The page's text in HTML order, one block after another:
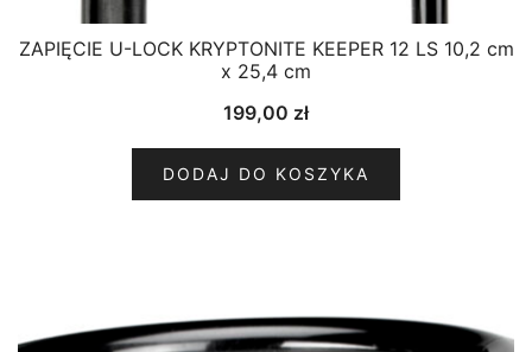
ZAPIĘCIE U-LOCK KRYPTONITE KEEPER 12 LS 10,2 cm
x 25,4 cm
199,00 zł
DODAJ DO KOSZYKA